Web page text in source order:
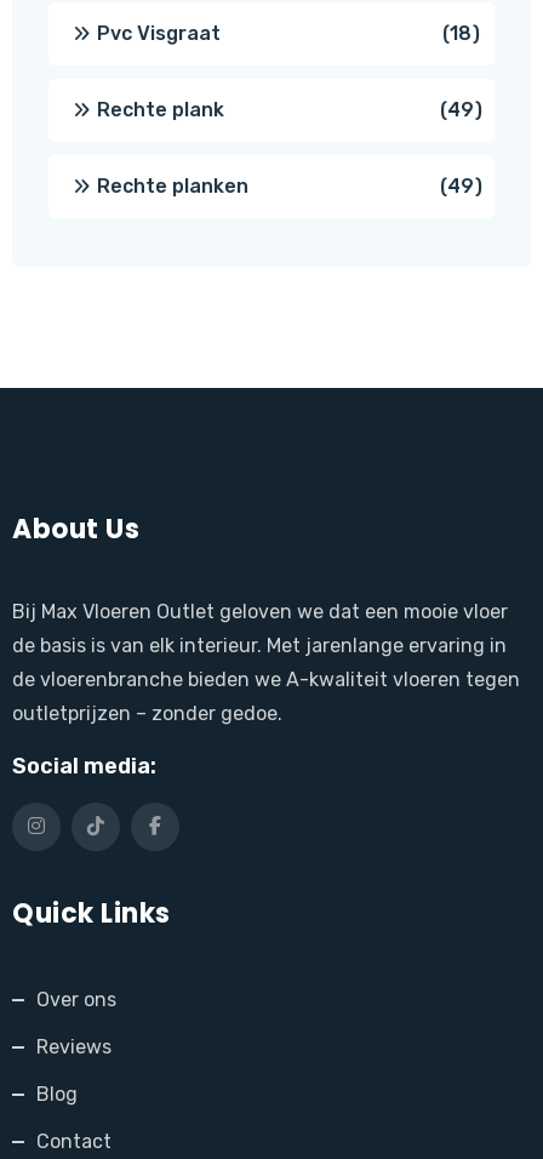
Pvc Visgraat 1818
Rechte plank 4949
Rechte planken 4949
About Us
Bij Max Vloeren Outlet geloven we dat een mooie vloer
de basis is van elk interieur. Met jarenlange ervaring in
de vloerenbranche bieden we A-kwaliteit vloeren tegen
outletprijzen – zonder gedoe.
Social media:
Quick Links
Over ons
Reviews
Blog
Contact